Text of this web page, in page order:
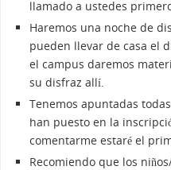
llamado a ustedes
Haremos una noche de
pueden llevar de casa el
el campus daremos
su disfraz allí.
Tenemos apuntadas
han puesto en la
comentarme estaré el
Recomiendo que los